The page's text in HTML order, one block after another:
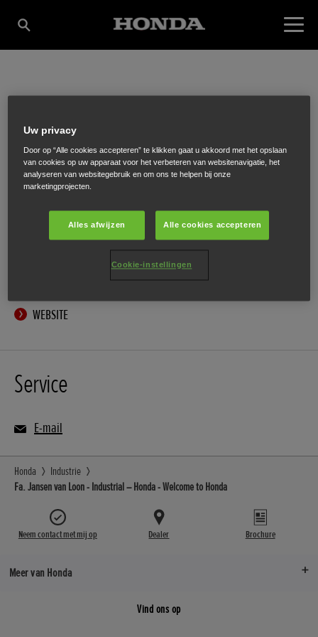
FA. JANSEN VAN
LOON
Pastoor De Katerstraat 5,Baarle Nassau,5111 CM
WEBSITE
Service
E-mail
Honda
Industrie
Fa. Jansen van Loon - Industrial – Honda - Welcome to Honda
Neem contact met mij op Dealer Brochure
Meer van Honda
Vind ons op
Uw privacy
Door op “Alle cookies accepteren” te klikken gaat u akkoord met het opslaan
van cookies op uw apparaat voor het verbeteren van websitenavigatie, het
analyseren van websitegebruik en om ons te helpen bij onze
marketingprojecten.
Alles afwijzen Alle cookies accepteren
Cookie-instellingen